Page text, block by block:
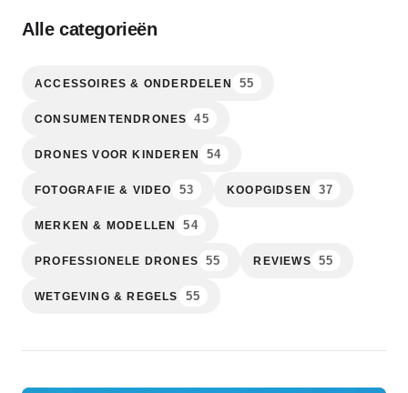
Alle categorieën
ACCESSOIRES & ONDERDELEN 55
CONSUMENTENDRONES 45
DRONES VOOR KINDEREN 54
FOTOGRAFIE & VIDEO 53 KOOPGIDSEN 37
MERKEN & MODELLEN 54
PROFESSIONELE DRONES 55 REVIEWS 55
WETGEVING & REGELS 55